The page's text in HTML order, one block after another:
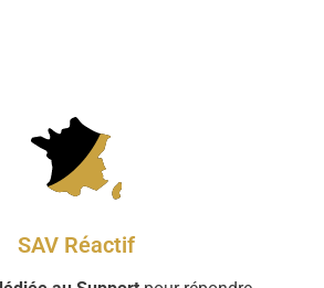
SAV Réactif